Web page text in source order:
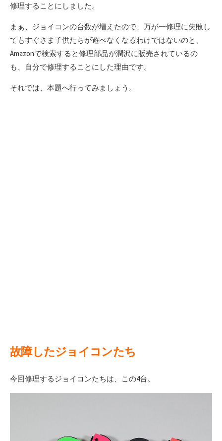
修理することにしました。
まぁ、ジョイコンの台数が増えたので、万が一修理に失敗し
てもすぐさま子供たちが遊べなくなるわけではないのと、
Amazonで検索すると修理部品が潤沢に販売されているの
も、自分で修理することにした理由です。
それでは、本題へ行ってみましょう。
故障したジョイコンたち
今回修理するジョイコンたちは、この4台。